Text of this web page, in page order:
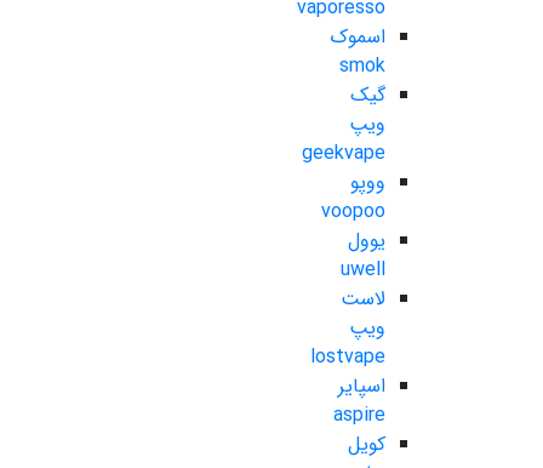
vaporesso
اسموک
smok
گیک
ویپ
geekvape
ووپو
voopoo
یوول
uwell
لاست
ویپ
lostvape
اسپایر
aspire
کویل